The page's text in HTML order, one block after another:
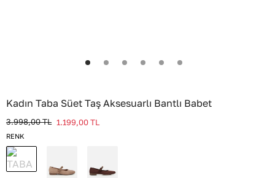
Kadın Taba Süet Taş Aksesuarlı Bantlı Babet
3.998,00TL 1.199,00TL
RENK